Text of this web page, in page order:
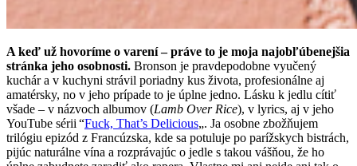
A keď už hovoríme o varení – práve to je moja najobľúbenejšia
stránka jeho osobnosti. Bronson je pravdepodobne vyučený
kuchár a v kuchyni strávil poriadny kus života, profesionálne aj
amatérsky, no v jeho prípade to je úplne jedno. Lásku k jedlu cítiť
všade – v názvoch albumov (Lamb Over Rice), v lyrics, aj v jeho
YouTube sérii “Fuck, That’s Delicious„. Ja osobne zbožňujem
trilógiu epizód z Francúzska, kde sa potuluje po parížskych bistrách,
pijúc naturálne vína a rozprávajúc o jedle s takou vášňou, že ho